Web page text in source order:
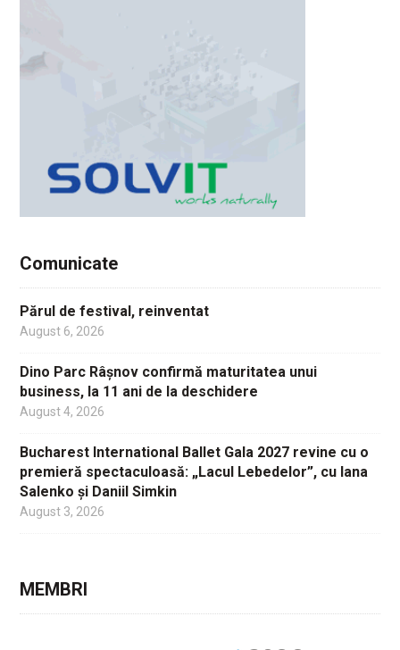
Comunicate
Părul de festival, reinventat
August 6, 2026
Dino Parc Râșnov confirmă maturitatea unui
business, la 11 ani de la deschidere
August 4, 2026
Bucharest International Ballet Gala 2027 revine cu o
premieră spectaculoasă: „Lacul Lebedelor”, cu Iana
Salenko și Daniil Simkin
August 3, 2026
MEMBRI